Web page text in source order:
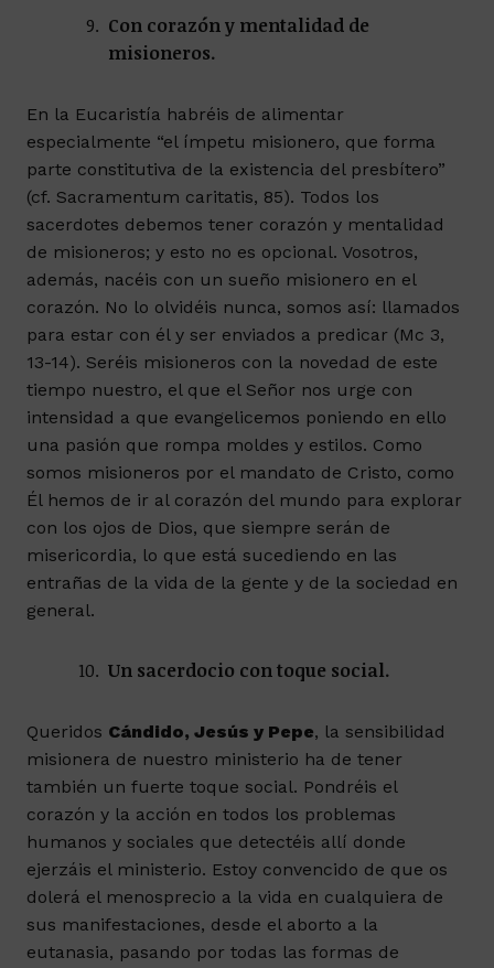
Con corazón y mentalidad de
misioneros.
En la Eucaristía habréis de alimentar
especialmente “el ímpetu misionero, que forma
parte constitutiva de la existencia del presbítero”
(cf. Sacramentum caritatis, 85). Todos los
sacerdotes debemos tener corazón y mentalidad
de misioneros; y esto no es opcional. Vosotros,
además, nacéis con un sueño misionero en el
corazón. No lo olvidéis nunca, somos así: llamados
para estar con él y ser enviados a predicar (Mc 3,
13-14). Seréis misioneros con la novedad de este
tiempo nuestro, el que el Señor nos urge con
intensidad a que evangelicemos poniendo en ello
una pasión que rompa moldes y estilos. Como
somos misioneros por el mandato de Cristo, como
Él hemos de ir al corazón del mundo para explorar
con los ojos de Dios, que siempre serán de
misericordia, lo que está sucediendo en las
entrañas de la vida de la gente y de la sociedad en
general.
Un sacerdocio con toque social.
Queridos Cándido, Jesús y Pepe, la sensibilidad
misionera de nuestro ministerio ha de tener
también un fuerte toque social. Pondréis el
corazón y la acción en todos los problemas
humanos y sociales que detectéis allí donde
ejerzáis el ministerio. Estoy convencido de que os
dolerá el menosprecio a la vida en cualquiera de
sus manifestaciones, desde el aborto a la
eutanasia, pasando por todas las formas de